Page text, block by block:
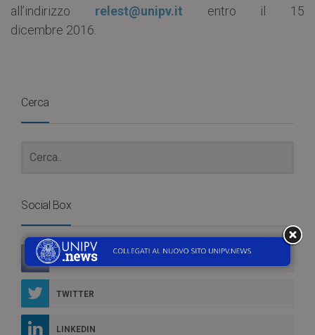
all’indirizzo relest@unipv.it entro il 15
dicembre 2016.
Cerca
Social Box
FACEBOOK
TWITTER
LINKEDIN